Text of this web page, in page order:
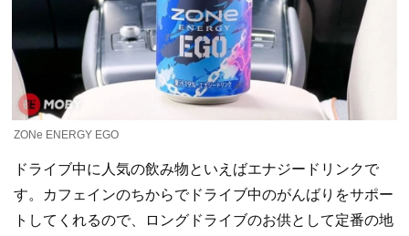
ZONe ENERGY EGO
ドライブ中に人気の飲み物といえばエナジードリンクで
す。カフェインのちからでドライブ中のがんばりをサポー
トしてくれるので、ロングドライブのお供として定番の地